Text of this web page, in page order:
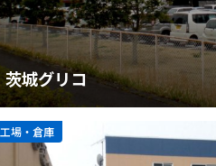
茨城グリコ
工場・倉庫